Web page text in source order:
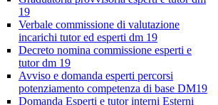
19
Verbale commissione di valutazione
incarichi tutor ed esperti dm 19
Decreto nomina commissione esperti e
tutor dm 19
Avviso e domanda esperti percorsi
potenziamento competenza di base DM19
Domanda Esperti e tutor interni Esterni